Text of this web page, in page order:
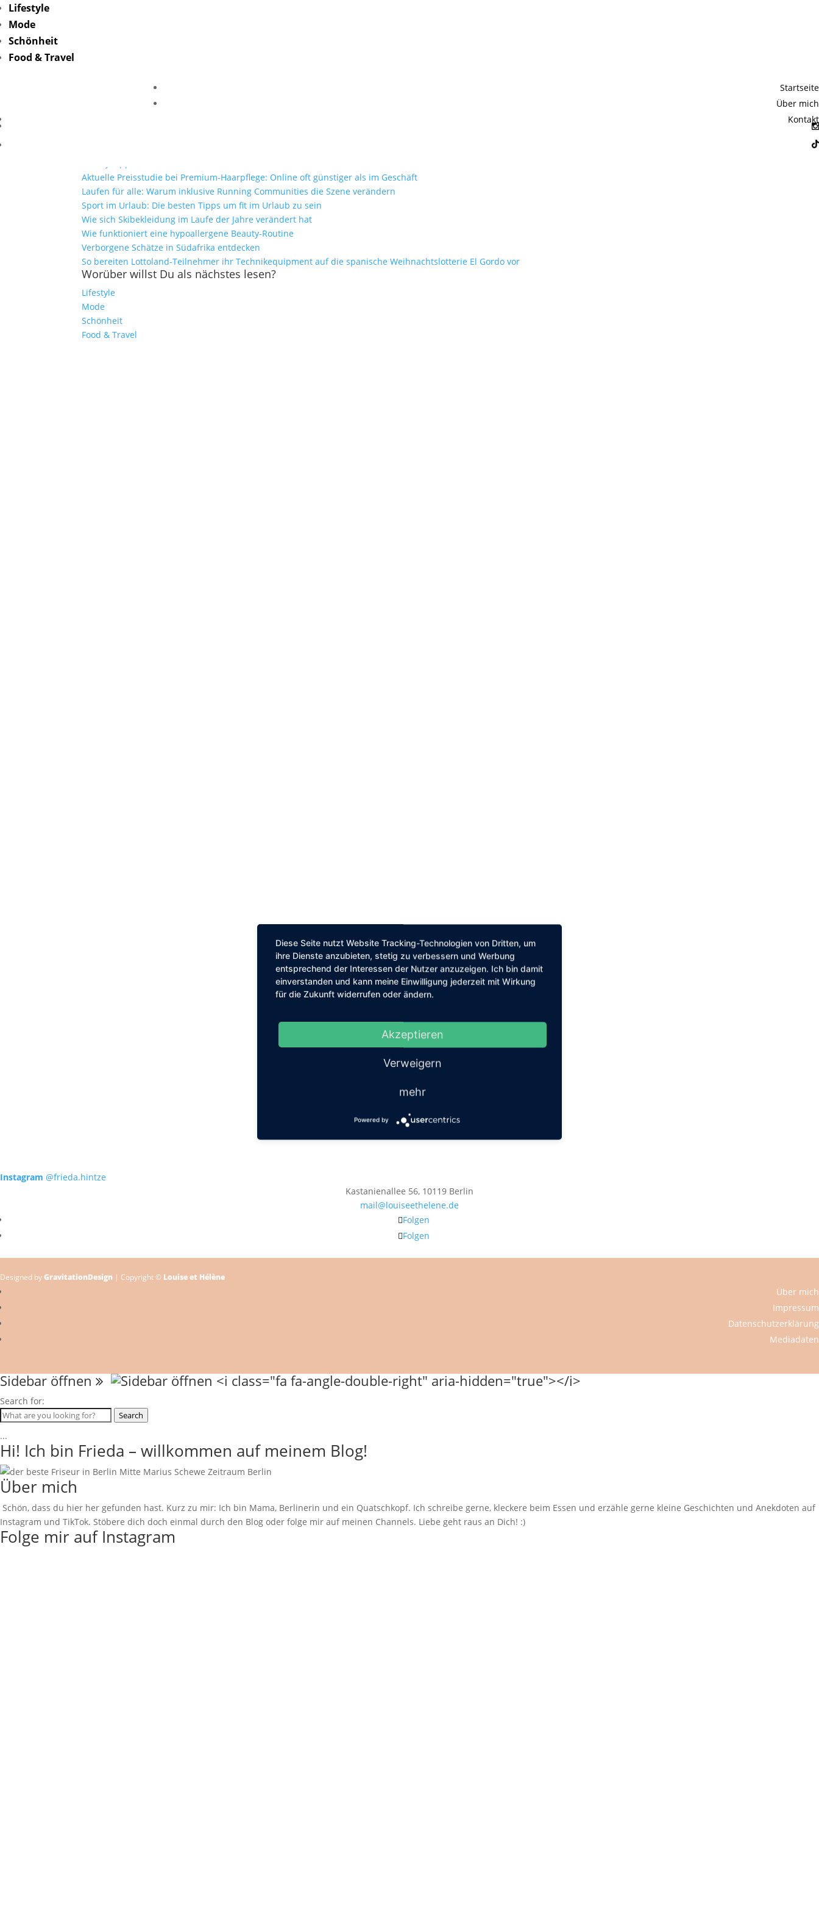
Lifestyle
Mode
Schönheit
Food & Travel
Startseite
Über mich
Kontakt
Aktuelle Preisstudie bei Premium-Haarpflege: Online oft günstiger als im Geschäft
Laufen für alle: Warum inklusive Running Communities die Szene verändern
Sport im Urlaub: Die besten Tipps um fit im Urlaub zu sein
Wie sich Skibekleidung im Laufe der Jahre verändert hat
Wie funktioniert eine hypoallergene Beauty-Routine
Verborgene Schätze in Südafrika entdecken
So bereiten Lottoland-Teilnehmer ihr Technikequipment auf die spanische Weihnachtslotterie El Gordo vor
Worüber willst Du als nächstes lesen?
Lifestyle
Mode
Schönheit
Food & Travel
Instagram @frieda.hintze
Kastanienallee 56, 10119 Berlin
mail@louiseethelene.de
Folgen
Folgen
Designed byGravitationDesign | Copyright © Louise et Hélène
Über mich
Impressum
Datenschutzerklärung
Mediadaten
Sidebar öffnen
Search for:
Search
...
Hi! Ich bin Frieda – willkommen auf meinem Blog!
Über mich
Schön, dass du hier her gefunden hast. Kurz zu mir: Ich bin Mama, Berlinerin und ein Quatschkopf. Ich schreibe gerne, kleckere beim Essen und erzähle gerne kleine Geschichten und Anekdoten auf
Instagram und TikTok. Stöbere dich doch einmal durch den Blog oder folge mir auf meinen Channels. Liebe geht raus an Dich! :)
Folge mir auf Instagram
Diese Seite nutzt Website Tracking-Technologien von Dritten, um
ihre Dienste anzubieten, stetig zu verbessern und Werbung
entsprechend der Interessen der Nutzer anzuzeigen. Ich bin damit
einverstanden und kann meine Einwilligung jederzeit mit Wirkung
für die Zukunft widerrufen oder ändern.
Akzeptieren
Verweigern
mehr
Powered by